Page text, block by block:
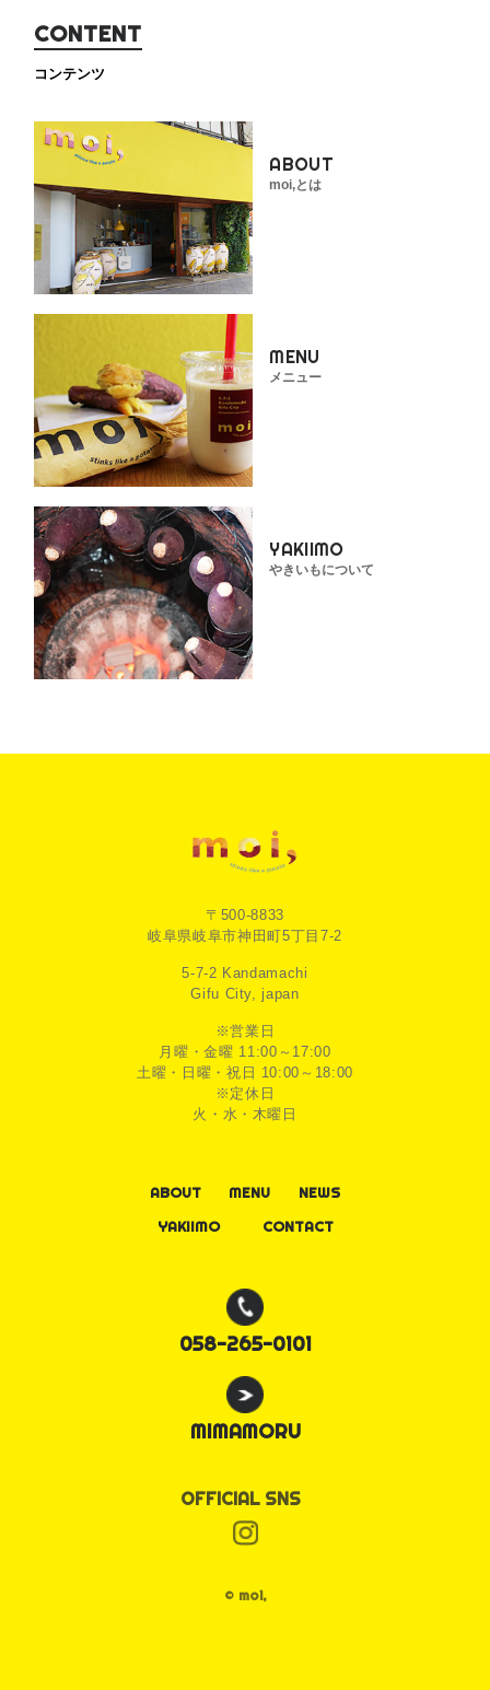
CONTENT
コンテンツ
ABOUT
moi,とは
MENU
メニュー
YAKIIMO
やきいもについて
〒500-8833
岐阜県岐阜市神田町5丁目7-2
5-7-2 Kandamachi
Gifu City, japan
※営業日
月曜・金曜 11:00～17:00
土曜・日曜・祝日 10:00～18:00
※定休日
火・水・木曜日
ABOUT MENU
NEWS
YAKIIMO
CONTACT
058-265-0101
MIMAMORU
OFFICIAL SNS
© moi,